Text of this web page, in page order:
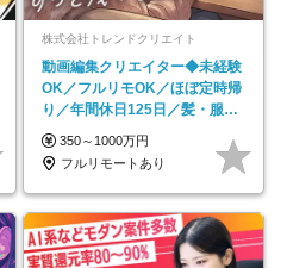
株式会社トレンドクリエイト
動画編集クリエイター◆未経験
OK／フルリモOK／ほぼ定時帰
り／年間休日125日／髪・服・
ネイル自由／副業OK
350～1000万円
フルリモートあり